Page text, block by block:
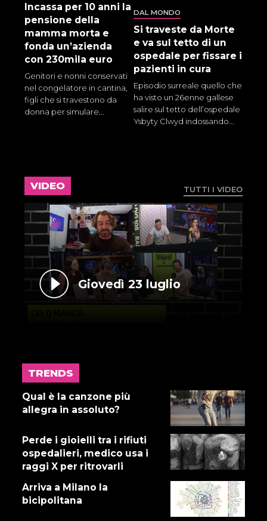
Incassa per 10 anni la
pensione della
mamma morta e
fonda un’azienda
con 230mila euro
Genitori e nonni conservati
nel congelatore in cantina,
figli che si travestono da
donna per simulare...
DAL MONDO
Si traveste da Morte
e va sul tetto di un
ospedale per fissare i
pazienti in cura
Episodio surreale quello che
ha visto un 26enne gallese
salire sul tetto dell’ospedale
Ysbyty Clwyd indossando...
VIDEO TUTTI I VIDEO
Giovedì 23 luglio
TRENDS
Qual è la canzone più
allegra in assoluto?
Perde i gioielli tra i rifiuti
ospedalieri, medico usa i
raggi X per ritrovarli
Arriva a Milano la
bicipolitana
17 LUGLIO 2026
Gnano 5 - Episodio 14
16 LUGLIO 2026
Dove abita Ennio 103: Revisione